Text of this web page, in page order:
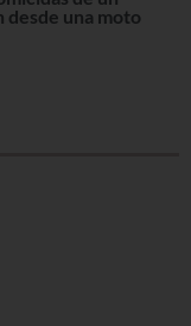
desde una moto